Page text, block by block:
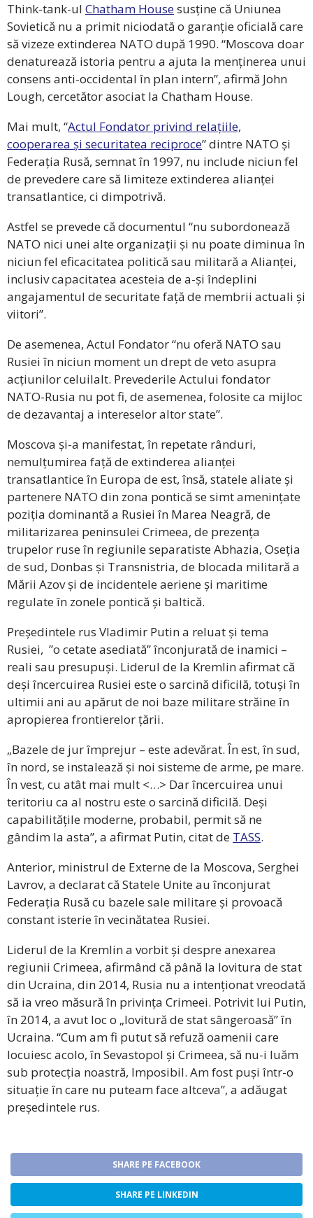
Think-tank-ul Chatham Housesusține că Uniunea
Sovietică nu a primit niciodată o garanție oficială care
să vizeze extinderea NATO după 1990. “Moscova doar
denaturează istoria pentru a ajuta la menținerea unui
consens anti-occidental în plan intern”, afirmă John
Lough, cercetător asociat la Chatham House.
Mai mult, “Actul Fondator privind relațiile,
cooperarea și securitatea reciproce” dintre NATO și
Federația Rusă, semnat în 1997, nu include niciun fel
de prevedere care să limiteze extinderea alianței
transatlantice, ci dimpotrivă.
Astfel se prevede că documentul “nu subordonează
NATO nici unei alte organizații și nu poate diminua în
niciun fel eficacitatea politică sau militară a Alianței,
inclusiv capacitatea acesteia de a-și îndeplini
angajamentul de securitate față de membrii actuali și
viitori”.
De asemenea, Actul Fondator “nu oferă NATO sau
Rusiei în niciun moment un drept de veto asupra
acțiunilor celuilalt. Prevederile Actului fondator
NATO-Rusia nu pot fi, de asemenea, folosite ca mijloc
de dezavantaj a intereselor altor state”.
Moscova și-a manifestat, în repetate rânduri,
nemulțumirea față de extinderea alianței
transatlantice în Europa de est, însă, statele aliate și
partenere NATO din zona pontică se simt amenințate
poziția dominantă a Rusiei în Marea Neagră, de
militarizarea peninsulei Crimeea, de prezența
trupelor ruse în regiunile separatiste Abhazia, Oseția
de sud, Donbas și Transnistria, de blocada militară a
Mării Azov și de incidentele aeriene și maritime
regulate în zonele pontică și baltică.
Președintele rus Vladimir Putin a reluat și tema
Rusiei, ”o cetate asediată” înconjurată de inamici –
reali sau presupuși. Liderul de la Kremlin afirmat că
deși încercuirea Rusiei este o sarcină dificilă, totuși în
ultimii ani au apărut de noi baze militare străine în
apropierea frontierelor țării.
„Bazele de jur împrejur – este adevărat. În est, în sud,
în nord, se instalează și noi sisteme de arme, pe mare.
În vest, cu atât mai mult <…> Dar încercuirea unui
teritoriu ca al nostru este o sarcină dificilă. Deși
capabilitățile moderne, probabil, permit să ne
gândim la asta”, a afirmat Putin, citat de TASS.
Anterior, ministrul de Externe de la Moscova, Serghei
Lavrov, a declarat că Statele Unite au înconjurat
Federația Rusă cu bazele sale militare și provoacă
constant isterie în vecinătatea Rusiei.
Liderul de la Kremlin a vorbit și despre anexarea
regiunii Crimeea, afirmând că până la lovitura de stat
din Ucraina, din 2014, Rusia nu a intenționat vreodată
să ia vreo măsură în privința Crimeei. Potrivit lui Putin,
în 2014, a avut loc o „lovitură de stat sângeroasă” în
Ucraina. “Cum am fi putut să refuză oamenii care
locuiesc acolo, în Sevastopol și Crimeea, să nu-i luăm
sub protecția noastră, Imposibil. Am fost puși într-o
situație în care nu puteam face altceva”, a adăugat
președintele rus.
SHARE PE FACEBOOK
SHARE PE LINKEDIN